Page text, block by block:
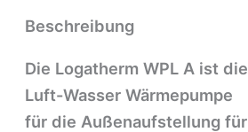
Beschreibung
Die Logatherm WPL A ist die
Luft-Wasser Wärmepumpe
für die Außenaufstellung für